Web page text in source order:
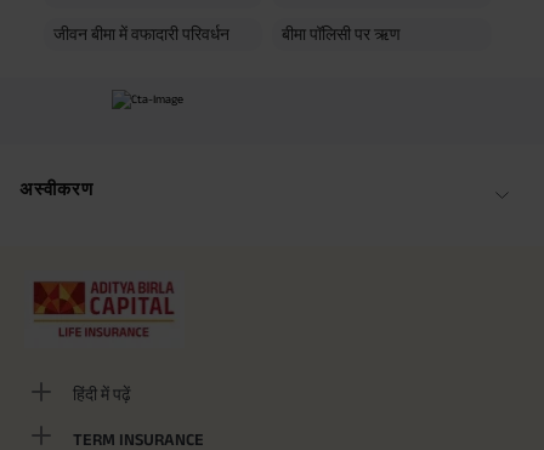
जीवन बीमा में वफादारी परिवर्धन बीमा पॉलिसी पर ऋण
अस्वीकरण
हिंदी में पढ़ें
TERM INSURANCE